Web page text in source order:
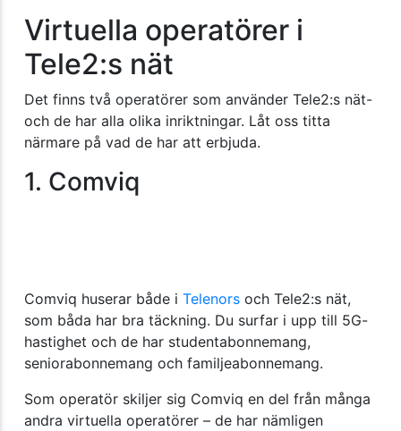
Virtuella operatörer i
Tele2:s nät
Det finns två operatörer som använder Tele2:s nät-
och de har alla olika inriktningar. Låt oss titta
närmare på vad de har att erbjuda.
1. Comviq
Comviq huserar både i Telenorsoch Tele2:s nät,
som båda har bra täckning. Du surfar i upp till 5G-
hastighet och de har studentabonnemang,
seniorabonnemang och familjeabonnemang.
Som operatör skiljer sig Comviq en del från många
andra virtuella operatörer – de har nämligen